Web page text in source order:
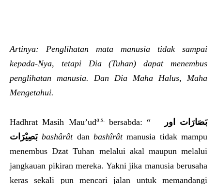
Artinya: Penglihatan mata manusia tidak sampai
kepada-Nya, tetapi Dia (Tuhan) dapat menembus
penglihatan manusia. Dan Dia Maha Halus, Maha
Mengetahui.
Hadhrat Masih Mau’uda.s.bersabda: “
بَصِيْرَات bashârâtdanbashîrâtmanusia tidak mampu
menembus Dzat Tuhan melalui akal maupun melalui
jangkauan pikiran mereka. Yakni jika manusia berusaha
keras sekali pun mencari jalan untuk memandangi